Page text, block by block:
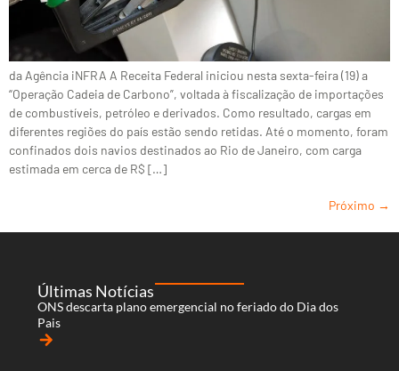
da Agência iNFRA A Receita Federal iniciou nesta sexta-feira (19) a
“Operação Cadeia de Carbono”, voltada à fiscalização de importações
de combustíveis, petróleo e derivados. Como resultado, cargas em
diferentes regiões do país estão sendo retidas. Até o momento, foram
confinados dois navios destinados ao Rio de Janeiro, com carga
estimada em cerca de R$ […]
Próximo →
Últimas Notícias
ONS descarta plano emergencial no feriado do Dia dos
Pais
arrow_forward